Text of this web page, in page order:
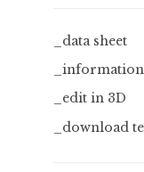
_data sheet
_edit in 3D
_download